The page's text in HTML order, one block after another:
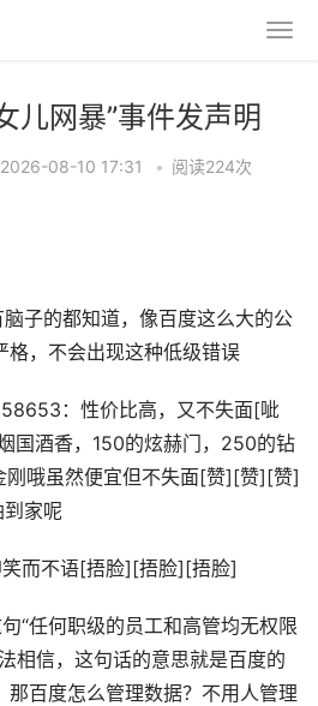
儿网暴”事件发声明
08-10 17:31 • 阅读224次
子的都知道，像百度这么大的公
格，不会出现这种低级错误
：性价比高，又不失面[呲
国酒香，150的炫赫门，250的钻
哦虽然便宜但不失面[赞][赞][赞]
家呢
而不语[捂脸][捂脸][捂脸]
“任何职级的员工和高管均无权限
相信，这句话的意思就是百度的
那百度怎么管理数据？不用人管理